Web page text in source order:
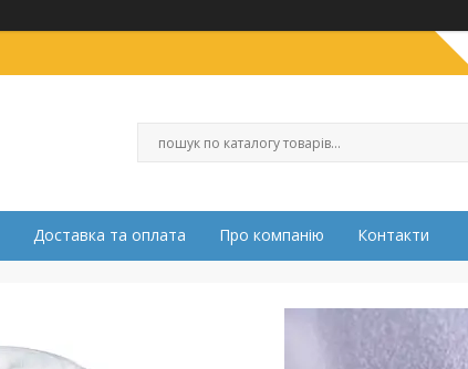
Доставка та оплата Про компанію Контакти